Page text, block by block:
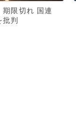
期限切れ 国連
判